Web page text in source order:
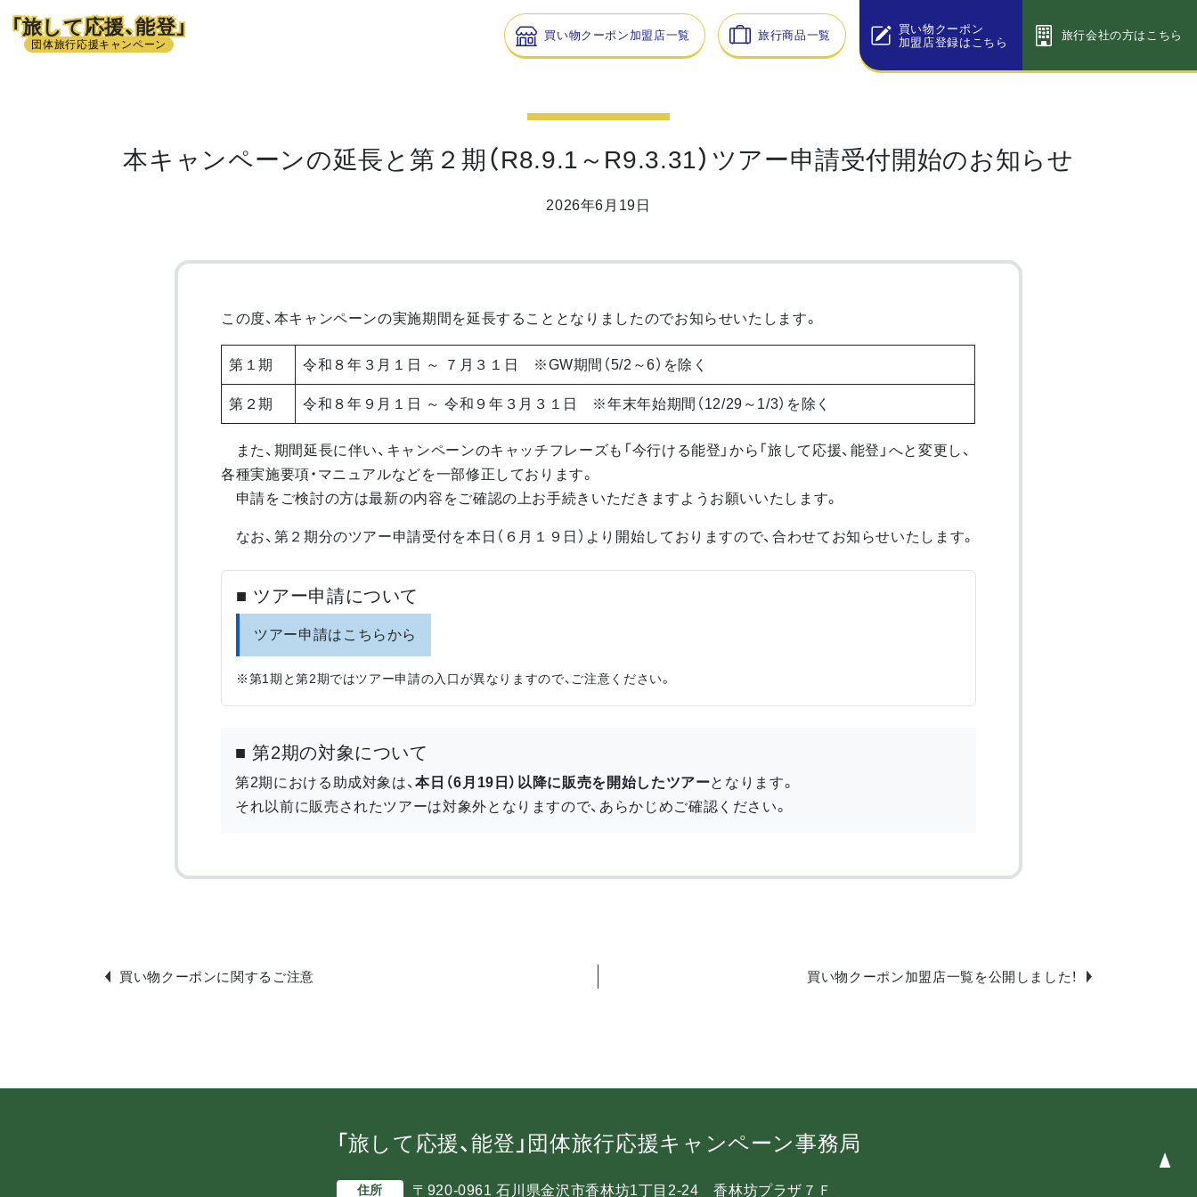
「旅して応援、能登」
団体旅行応援キャンペーン
買い物クーポン加盟店一覧 旅行商品一覧
買い物クーポン
加盟店登録はこちら
旅行会社の方はこちら
本キャンペーンの延長と第２期（R8.9.1～R9.3.31）ツアー申請受付開始のお知らせ
2026年6月19日
この度、本キャンペーンの実施期間を延長することとなりましたのでお知らせいたします。
第１期 令和８年３月１日 ～ ７月３１日 ※GW期間（5/2～6）を除く
第２期 令和８年９月１日 ～ 令和９年３月３１日 ※年末年始期間（12/29～1/3）を除く
また、期間延長に伴い、キャンペーンのキャッチフレーズも「今行ける能登」から「旅して応援、能登」へと変更し、
各種実施要項・マニュアルなどを一部修正しております。
申請をご検討の方は最新の内容をご確認の上お手続きいただきますようお願いいたします。
なお、第２期分のツアー申請受付を本日（６月１９日）より開始しておりますので、合わせてお知らせいたします。
■ ツアー申請について
ツアー申請はこちらから
※第1期と第2期ではツアー申請の入口が異なりますので、ご注意ください。
■ 第2期の対象について
第2期における助成対象は、本日（6月19日）以降に販売を開始したツアーとなります。
それ以前に販売されたツアーは対象外となりますので、あらかじめご確認ください。
買い物クーポンに関するご注意 買い物クーポン加盟店一覧を公開しました！
「旅して応援、能登」団体旅行応援キャンペーン事務局
住所 〒920-0961 石川県金沢市香林坊1丁目2-24 香林坊プラザ７Ｆ